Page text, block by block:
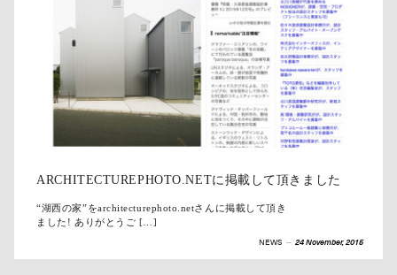
ARCHITECTUREPHOTO.NETに掲載して頂きました
“湖西の家”をarchitecturephoto.netさんに掲載して頂き
ました! ありがとうご […]
NEWS -- 24 November, 2015